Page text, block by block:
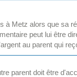
à Metz alors que sa
peut lui être
au parent qui
parent doit être